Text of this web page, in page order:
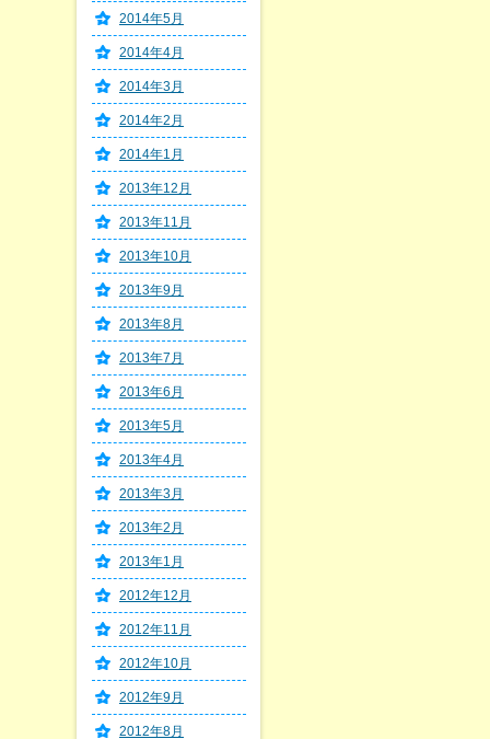
2014年5月
2014年4月
2014年3月
2014年2月
2014年1月
2013年12月
2013年11月
2013年10月
2013年9月
2013年8月
2013年7月
2013年6月
2013年5月
2013年4月
2013年3月
2013年2月
2013年1月
2012年12月
2012年11月
2012年10月
2012年9月
2012年8月